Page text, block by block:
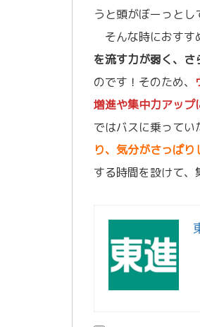
うと頭がぼーっと
そんな時におすす
を流す力が弱く、
のです！そのため、
増進や集中力アップ
ではバスに乗ってい
り、気分がさっぱ
する時間を設けて、